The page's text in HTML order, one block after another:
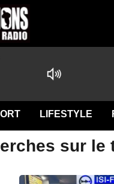
LIFESTYLE
sur le